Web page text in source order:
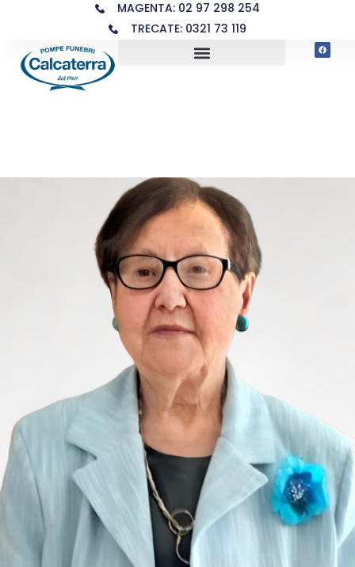
MAGENTA: 02 97 298 254
TRECATE: 0321 73 119